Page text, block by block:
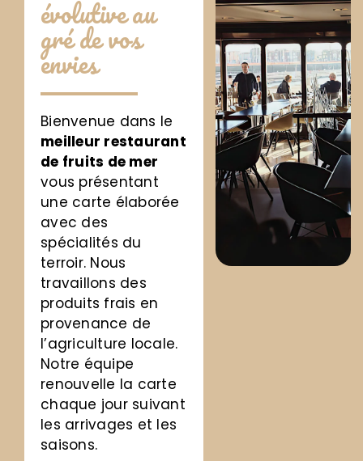
évolutive au
gré de vos
envies
Bienvenue dans le
meilleur restaurant
de fruits de mer
vous présentant
une carte élaborée
avec des
spécialités du
terroir. Nous
travaillons des
produits frais en
provenance de
l’agriculture locale.
Notre équipe
renouvelle la carte
chaque jour suivant
les arrivages et les
saisons.